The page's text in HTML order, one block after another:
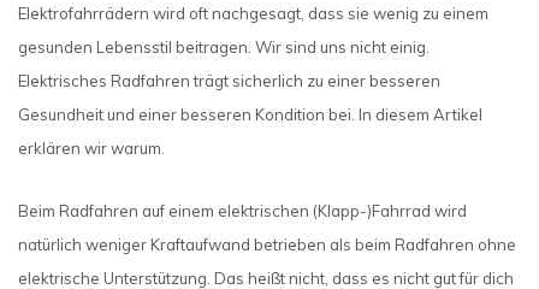
Elektrofahrrädern wird oft nachgesagt, dass sie wenig zu einem
gesunden Lebensstil beitragen. Wir sind uns nicht einig.
Elektrisches Radfahren trägt sicherlich zu einer besseren
Gesundheit und einer besseren Kondition bei. In diesem Artikel
erklären wir warum.
Beim Radfahren auf einem elektrischen (Klapp-)Fahrrad wird
natürlich weniger Kraftaufwand betrieben als beim Radfahren ohne
elektrische Unterstützung. Das heißt nicht, dass es nicht gut für dich